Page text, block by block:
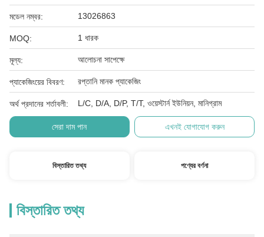
মডেল নম্বর: 13026863
MOQ: 1 ধারক
মূল্য: আলোচনা সাপেক্ষে
প্যাকেজিংয়ের বিবরণ: রপ্তানি মানক প্যাকেজিং
অর্থ প্রদানের শর্তাবলী: L/C, D/A, D/P, T/T, ওয়েস্টার্ন ইউনিয়ন, মানিগ্রাম
সেরা দাম পান এখনই যোগাযোগ করুন
বিস্তারিত তথ্য পণ্যের বর্ণনা
বিস্তারিত তথ্য